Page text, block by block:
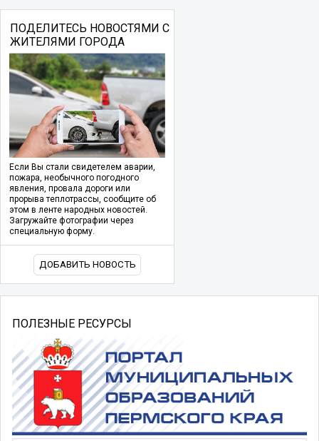
ПОДЕЛИТЕСЬ НОВОСТЯМИ С
ЖИТЕЛЯМИ ГОРОДА
Если Вы стали свидетелем аварии,
пожара, необычного погодного
явления, провала дороги или
прорыва теплотрассы, сообщите об
этом в ленте народных новостей.
Загружайте фотографии через
специальную форму.
ДОБАВИТЬ НОВОСТЬ
ПОЛЕЗНЫЕ РЕСУРСЫ